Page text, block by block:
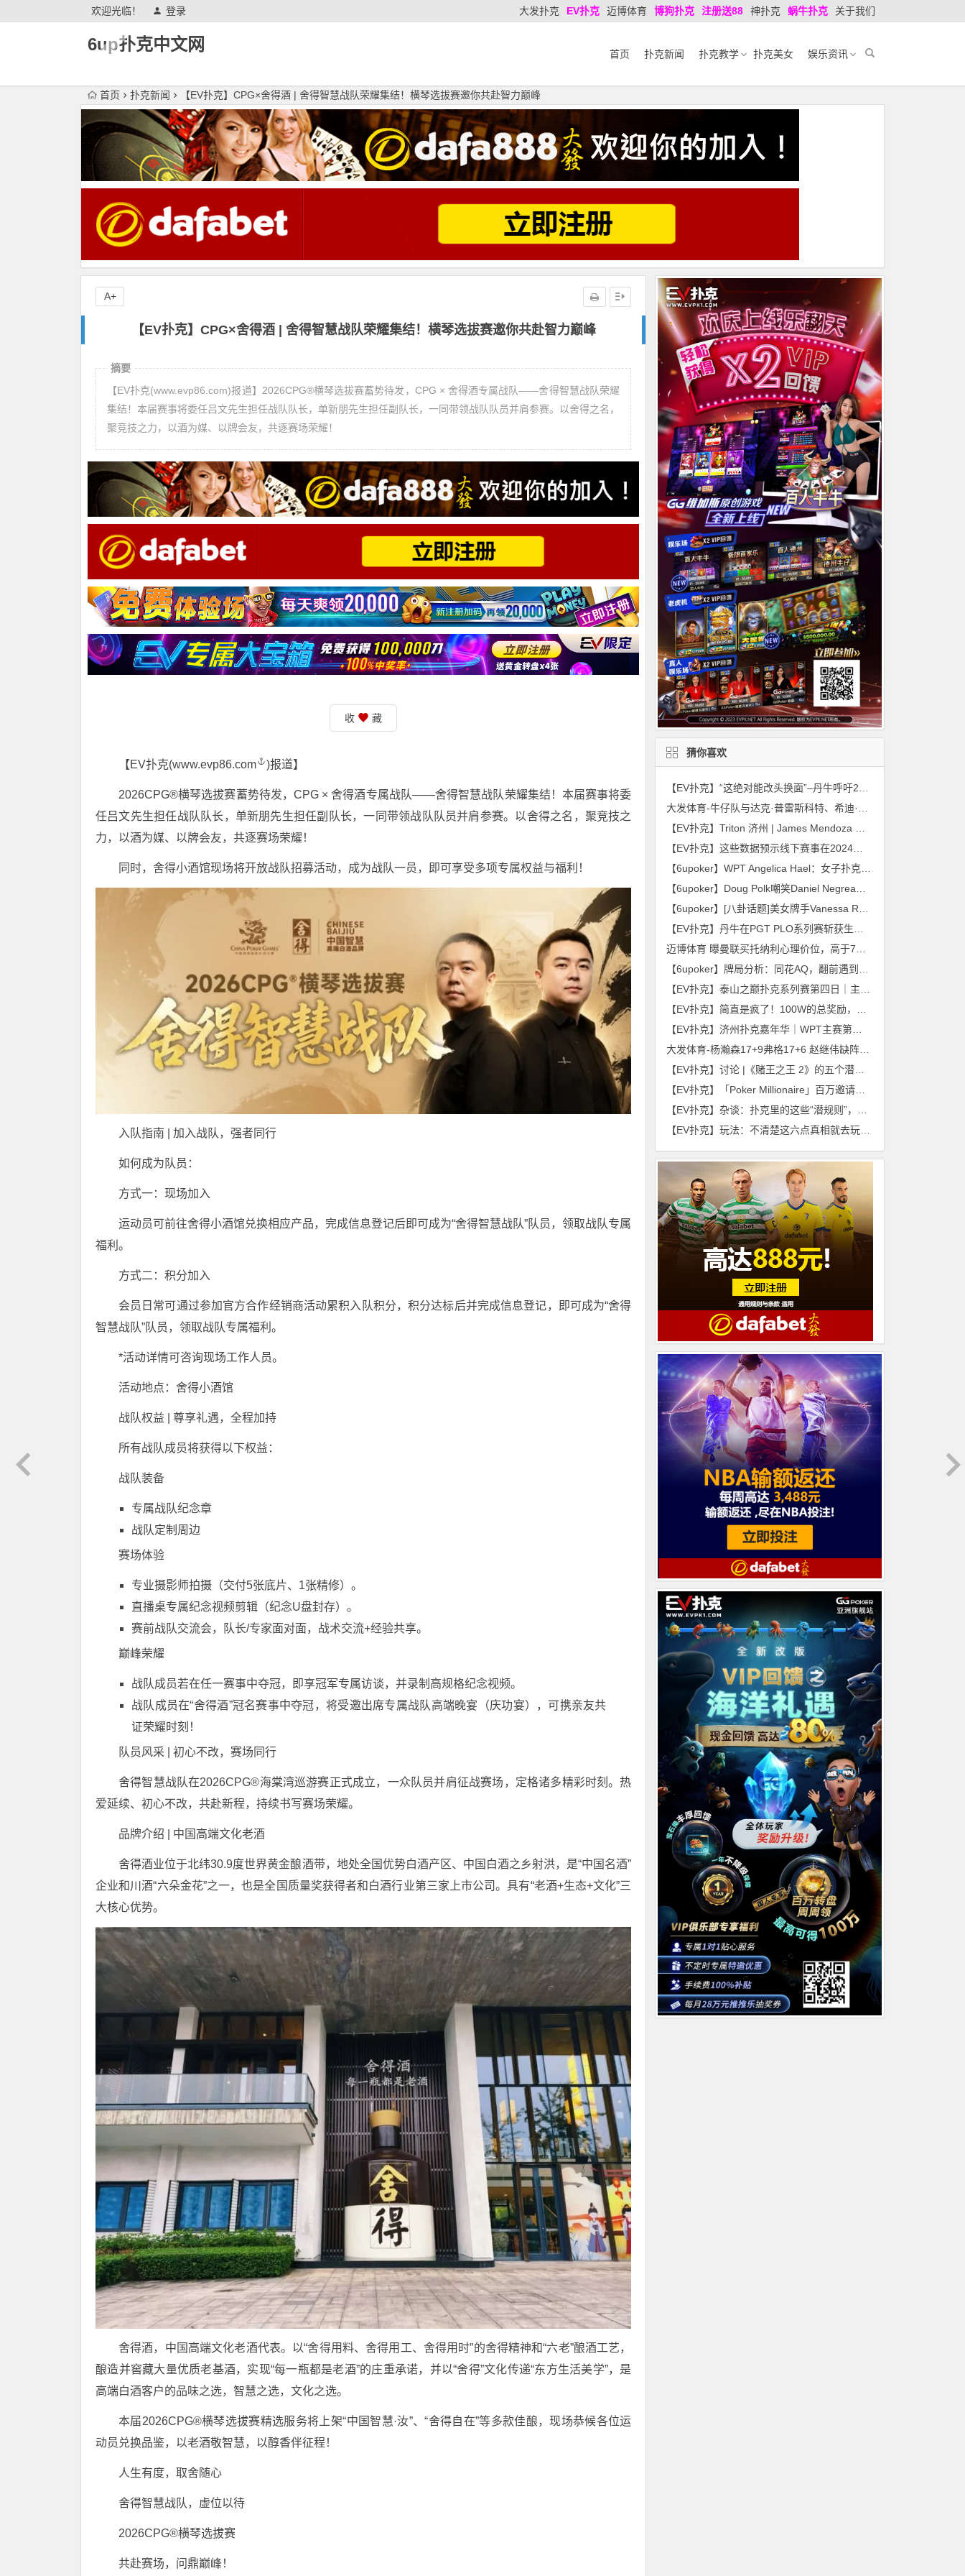
欢迎光临！ 登录 大发扑克 EV扑克 迈博体育 博狗扑克 注册送88 神扑克 蜗牛扑克 关于我们
6up扑克中文网 首页 扑克新闻 扑克教学 扑克美女 娱乐资讯
首页 扑克新闻 【EV扑克】CPG×舍得酒 | 舍得智慧战队荣耀集结！横琴选拔赛邀你共赴智力巅峰
【EV扑克】CPG×舍得酒 | 舍得智慧战队荣耀集结！横琴选拔赛邀你共赴智力巅峰
A+
摘要
【EV扑克(www.evp86.com)报道】2026CPG®横琴选拔赛蓄势待发，CPG × 舍得酒专属战队——舍得智慧战队荣耀
集结！本届赛事将委任吕文先生担任战队队长，单新朋先生担任副队长，一同带领战队队员并肩参赛。以舍得之名，
聚竞技之力，以酒为媒、以牌会友，共逐赛场荣耀！
收 藏
【EV扑克(www.evp86.com )报道】
2026CPG®横琴选拔赛蓄势待发，CPG × 舍得酒专属战队——舍得智慧战队荣耀集结！本届赛事将委
任吕文先生担任战队队长，单新朋先生担任副队长，一同带领战队队员并肩参赛。以舍得之名，聚竞技之
力，以酒为媒、以牌会友，共逐赛场荣耀！
同时，舍得小酒馆现场将开放战队招募活动，成为战队一员，即可享受多项专属权益与福利！
入队指南 | 加入战队，强者同行
如何成为队员：
方式一：现场加入
运动员可前往舍得小酒馆兑换相应产品，完成信息登记后即可成为“舍得智慧战队”队员，领取战队专属
福利。
方式二：积分加入
会员日常可通过参加官方合作经销商活动累积入队积分，积分达标后并完成信息登记，即可成为“舍得
智慧战队”队员，领取战队专属福利。
*活动详情可咨询现场工作人员。
活动地点：舍得小酒馆
战队权益 | 尊享礼遇，全程加持
所有战队成员将获得以下权益：
战队装备
专属战队纪念章
战队定制周边
赛场体验
专业摄影师拍摄（交付5张底片、1张精修）。
直播桌专属纪念视频剪辑（纪念U盘封存）。
赛前战队交流会，队长/专家面对面，战术交流+经验共享。
巅峰荣耀
战队成员若在任一赛事中夺冠，即享冠军专属访谈，并录制高规格纪念视频。
战队成员在“舍得酒”冠名赛事中夺冠，将受邀出席专属战队高端晚宴（庆功宴），可携亲友共
证荣耀时刻！
队员风采 | 初心不改，赛场同行
舍得智慧战队在2026CPG®海棠湾巡游赛正式成立，一众队员并肩征战赛场，定格诸多精彩时刻。热
爱延续、初心不改，共赴新程，持续书写赛场荣耀。
品牌介绍 | 中国高端文化老酒
舍得酒业位于北纬30.9度世界黄金酿酒带，地处全国优势白酒产区、中国白酒之乡射洪，是“中国名酒”
企业和川酒“六朵金花”之一，也是全国质量奖获得者和白酒行业第三家上市公司。具有“老酒+生态+文化”三
大核心优势。
舍得酒，中国高端文化老酒代表。以“舍得用料、舍得用工、舍得用时”的舍得精神和“六老”酿酒工艺，
酿造并窖藏大量优质老基酒，实现“每一瓶都是老酒”的庄重承诺，并以“舍得”文化传递“东方生活美学”，是
高端白酒客户的品味之选，智慧之选，文化之选。
本届2026CPG®横琴选拔赛精选服务将上架“中国智慧·汝”、“舍得自在”等多款佳酿，现场恭候各位运
动员兑换品鉴，以老酒敬智慧，以醇香伴征程！
人生有度，取舍随心
舍得智慧战队，虚位以待
2026CPG®横琴选拔赛
共赴赛场，问鼎巅峰！
猜你喜欢
【EV扑克】这些数据预示线下赛事在2024会愈加火爆！
【EV扑克】济州扑克嘉年华｜WPT主赛第一轮总参赛人数定格667人228人晋级 REN JUNJIE 52.9W兼顾C组和总记分榜首
大发体育-杨瀚森17+9弗格17+6 赵继伟缺阵青岛力擒辽宁，大发助力你的致富之路！
【EV扑克】讨论 |《赌王之王 2》的五个潜在情节
【EV扑克】「Poker Millionaire」百万邀请赛引爆亚洲扑克圈！
【EV扑克】玩法：不清楚这六点真相就去玩线下扑克简直就是去送钱！